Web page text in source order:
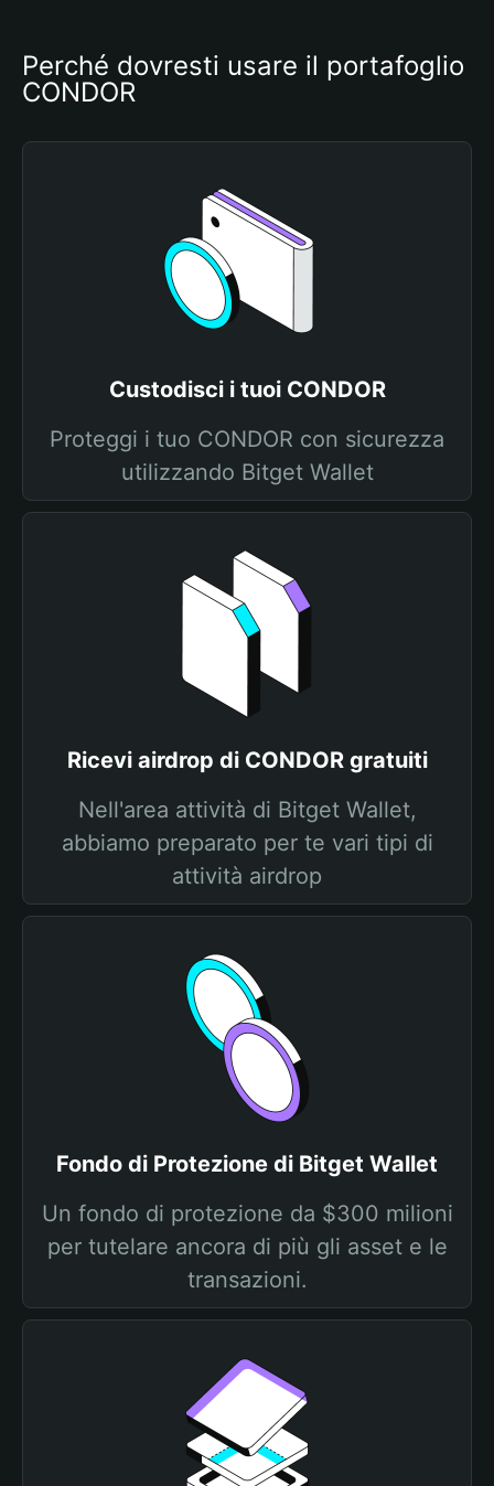
Perché dovresti usare il portafoglio
CONDOR
Custodisci i tuoi CONDOR
Proteggi i tuo CONDOR con sicurezza
utilizzando Bitget Wallet
Ricevi airdrop di CONDOR gratuiti
Nell'area attività di Bitget Wallet,
abbiamo preparato per te vari tipi di
attività airdrop
Fondo di Protezione di Bitget Wallet
Un fondo di protezione da $300 milioni
per tutelare ancora di più gli asset e le
transazioni.